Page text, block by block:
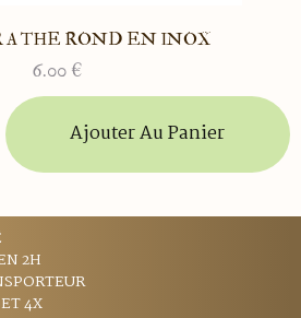
A THE ROND EN INOX
6.00 €
Ajouter Au Panier
2H
4X